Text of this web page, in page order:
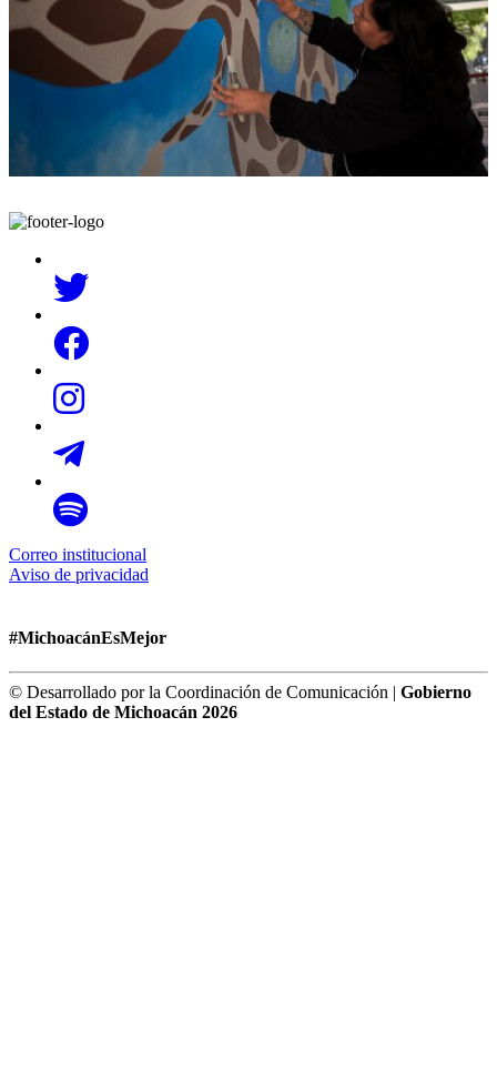
Correo institucional
Aviso de privacidad
#MichoacánEsMejor
© Desarrollado por la Coordinación de Comunicación | Gobierno
del Estado de Michoacán 2026